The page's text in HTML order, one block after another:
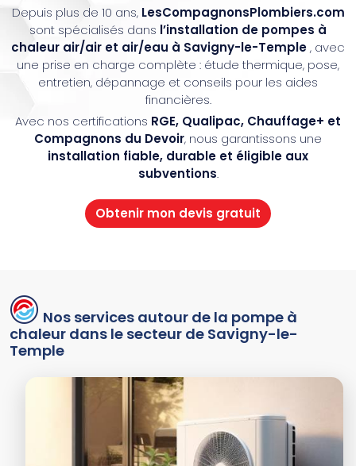
Depuis plus de 10 ans, LesCompagnonsPlombiers.com
sont spécialisés dans l’installation de pompes à
chaleur air/air et air/eau à Savigny-le-Temple, avec
une prise en charge complète : étude thermique, pose,
entretien, dépannage et conseils pour les aides
financières.
Avec nos certifications RGE, Qualipac, Chauffage+ et
Compagnons du Devoir, nous garantissons une
installation fiable, durable et éligible aux
subventions.
Obtenir mon devis gratuit
Nos services autour de la pompe à
chaleur dans le secteur de Savigny-le-
Temple